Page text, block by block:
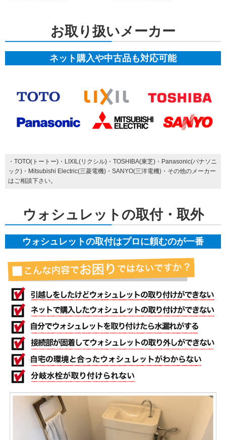
お取り扱いメーカー
ネット購入や中古品も対応可能
・TOTO(トートー)・LIXIL(リクシル)・TOSHIBA(東芝)・Panasonic(パナソニ
ック)・Mitsubishi Electric(三菱電機)・SANYO(三洋電機)・その他のメーカー
はご相談下さい。
ウォシュレットの取付・取外
ウォシュレットの取付はプロに頼むのが一番